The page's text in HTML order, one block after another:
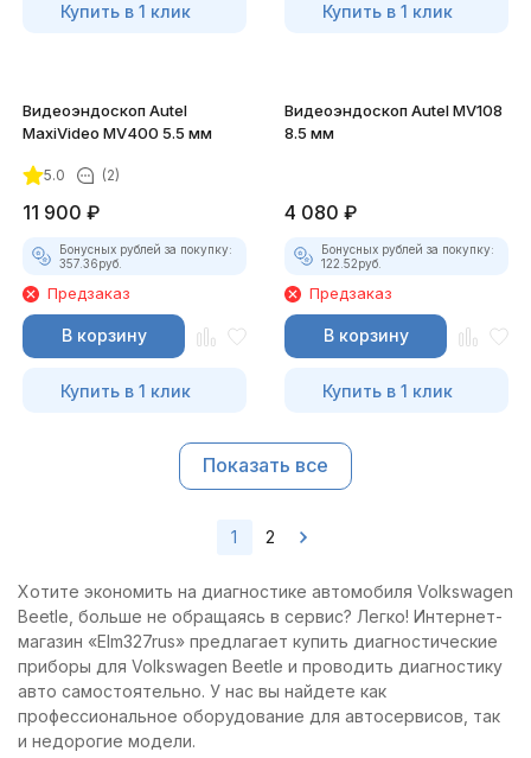
Купить в 1 клик Купить в 1 клик
Видеоэндоскоп Autel
MaxiVideo MV400 5.5 мм
5.0 (2)
11 900 ₽
Бонусных рублей за покупку:
357.36руб.
Предзаказ
В корзину
Купить в 1 клик
Видеоэндоскоп Autel MV108
8.5 мм
4 080 ₽
Бонусных рублей за покупку:
122.52руб.
Предзаказ
В корзину
Купить в 1 клик
Показать все
1 2
Хотите экономить на диагностике автомобиля Volkswagen
Beetle, больше не обращаясь в сервис? Легко! Интернет-
магазин «Elm327rus» предлагает купить диагностические
приборы для Volkswagen Beetle и проводить диагностику
авто самостоятельно. У нас вы найдете как
профессиональное оборудование для автосервисов, так
и недорогие модели.